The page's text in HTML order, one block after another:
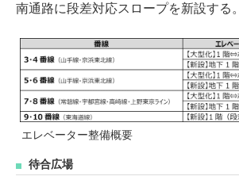
南通路に段差対応スロープを新設する。
エレベーター整備概要
待合広場